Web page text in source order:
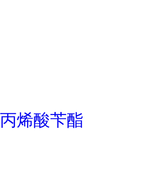
丙烯酸苄酯